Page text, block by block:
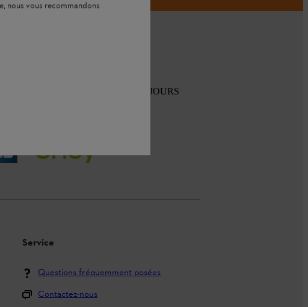
RETOUR GRATUIT SOUS 30 JOURS
Service
Questions fréquemment posées
Contactez-nous
nous vous recommandons